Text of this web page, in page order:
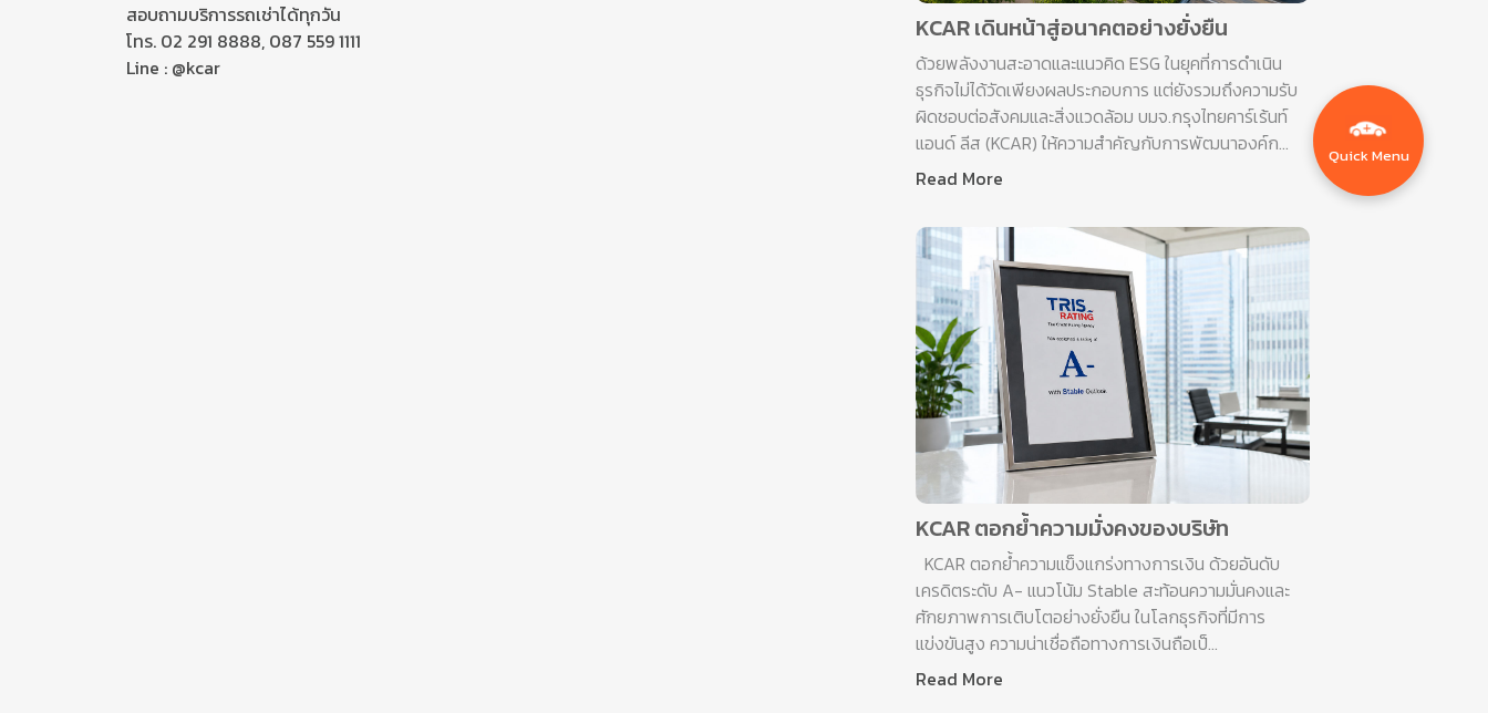
Quick Menu
สอบถามบริการรถเช่าได้ทุกวัน
โทร. 02 291 8888, 087 559 1111
Line : @kcar
KCAR เดินหน้าสู่อนาคตอย่างยั่งยืน
ด้วยพลังงานสะอาดและแนวคิด ESG ในยุคที่การดำเนิน
ธุรกิจไม่ได้วัดเพียงผลประกอบการ แต่ยังรวมถึงความรับ
ผิดชอบต่อสังคมและสิ่งแวดล้อม บมจ.กรุงไทยคาร์เร้นท์
แอนด์ ลีส (KCAR) ให้ความสำคัญกับการพัฒนาองค์ก...
Read More
KCAR ตอกย้ำความมั่งคงของบริษัท
KCAR ตอกย้ำความแข็งแกร่งทางการเงิน ด้วยอันดับ
เครดิตระดับ A- แนวโน้ม Stable สะท้อนความมั่นคงและ
ศักยภาพการเติบโตอย่างยั่งยืน ในโลกธุรกิจที่มีการ
แข่งขันสูง ความน่าเชื่อถือทางการเงินถือเป็...
Read More